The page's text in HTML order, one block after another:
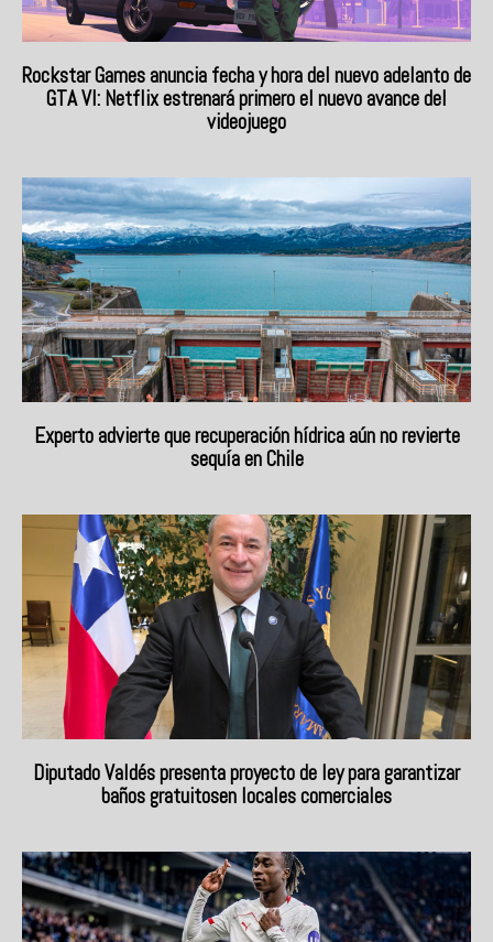
Rockstar Games anuncia fecha y hora del nuevo adelanto de
GTA VI: Netflix estrenará primero el nuevo avance del
videojuego
Experto advierte que recuperación hídrica aún no revierte
sequía en Chile
Diputado Valdés presenta proyecto de ley para garantizar
baños gratuitosen locales comerciales